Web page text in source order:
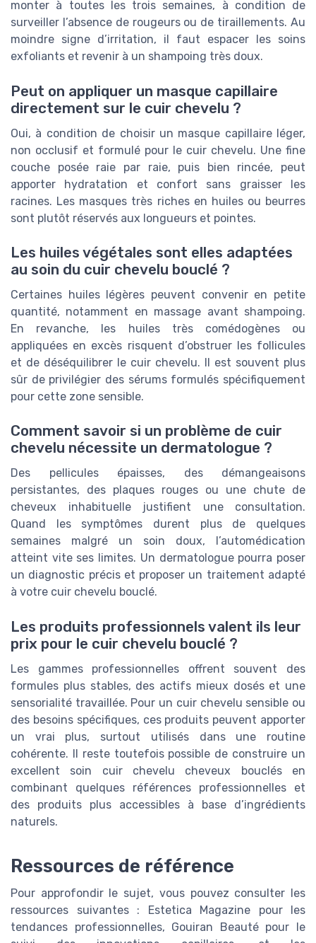
monter à toutes les trois semaines, à condition de
surveiller l’absence de rougeurs ou de tiraillements. Au
moindre signe d’irritation, il faut espacer les soins
exfoliants et revenir à un shampoing très doux.
Peut on appliquer un masque capillaire
directement sur le cuir chevelu ?
Oui, à condition de choisir un masque capillaire léger,
non occlusif et formulé pour le cuir chevelu. Une fine
couche posée raie par raie, puis bien rincée, peut
apporter hydratation et confort sans graisser les
racines. Les masques très riches en huiles ou beurres
sont plutôt réservés aux longueurs et pointes.
Les huiles végétales sont elles adaptées
au soin du cuir chevelu bouclé ?
Certaines huiles légères peuvent convenir en petite
quantité, notamment en massage avant shampoing.
En revanche, les huiles très comédogènes ou
appliquées en excès risquent d’obstruer les follicules
et de déséquilibrer le cuir chevelu. Il est souvent plus
sûr de privilégier des sérums formulés spécifiquement
pour cette zone sensible.
Comment savoir si un problème de cuir
chevelu nécessite un dermatologue ?
Des pellicules épaisses, des démangeaisons
persistantes, des plaques rouges ou une chute de
cheveux inhabituelle justifient une consultation.
Quand les symptômes durent plus de quelques
semaines malgré un soin doux, l’automédication
atteint vite ses limites. Un dermatologue pourra poser
un diagnostic précis et proposer un traitement adapté
à votre cuir chevelu bouclé.
Les produits professionnels valent ils leur
prix pour le cuir chevelu bouclé ?
Les gammes professionnelles offrent souvent des
formules plus stables, des actifs mieux dosés et une
sensorialité travaillée. Pour un cuir chevelu sensible ou
des besoins spécifiques, ces produits peuvent apporter
un vrai plus, surtout utilisés dans une routine
cohérente. Il reste toutefois possible de construire un
excellent soin cuir chevelu cheveux bouclés en
combinant quelques références professionnelles et
des produits plus accessibles à base d’ingrédients
naturels.
Ressources de référence
Pour approfondir le sujet, vous pouvez consulter les
ressources suivantes : Estetica Magazine pour les
tendances professionnelles, Gouiran Beauté pour le